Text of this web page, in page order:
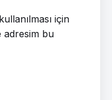
için
adresim bu